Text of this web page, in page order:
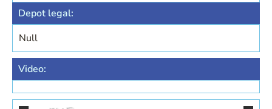
Depot legal:
Null
Video: